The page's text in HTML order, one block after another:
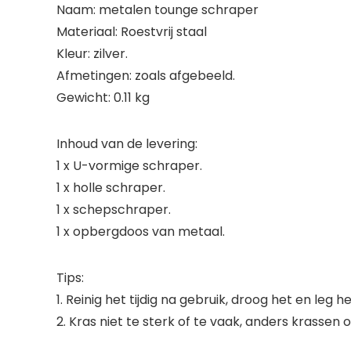
Naam: metalen tounge schraper
Materiaal: Roestvrij staal
Kleur: zilver.
Afmetingen: zoals afgebeeld.
Gewicht: 0.11 kg
Inhoud van de levering:
1 x U-vormige schraper.
1 x holle schraper.
1 x schepschraper.
1 x opbergdoos van metaal.
Tips:
1. Reinig het tijdig na gebruik, droog het en leg
2. Kras niet te sterk of te vaak, anders krassen